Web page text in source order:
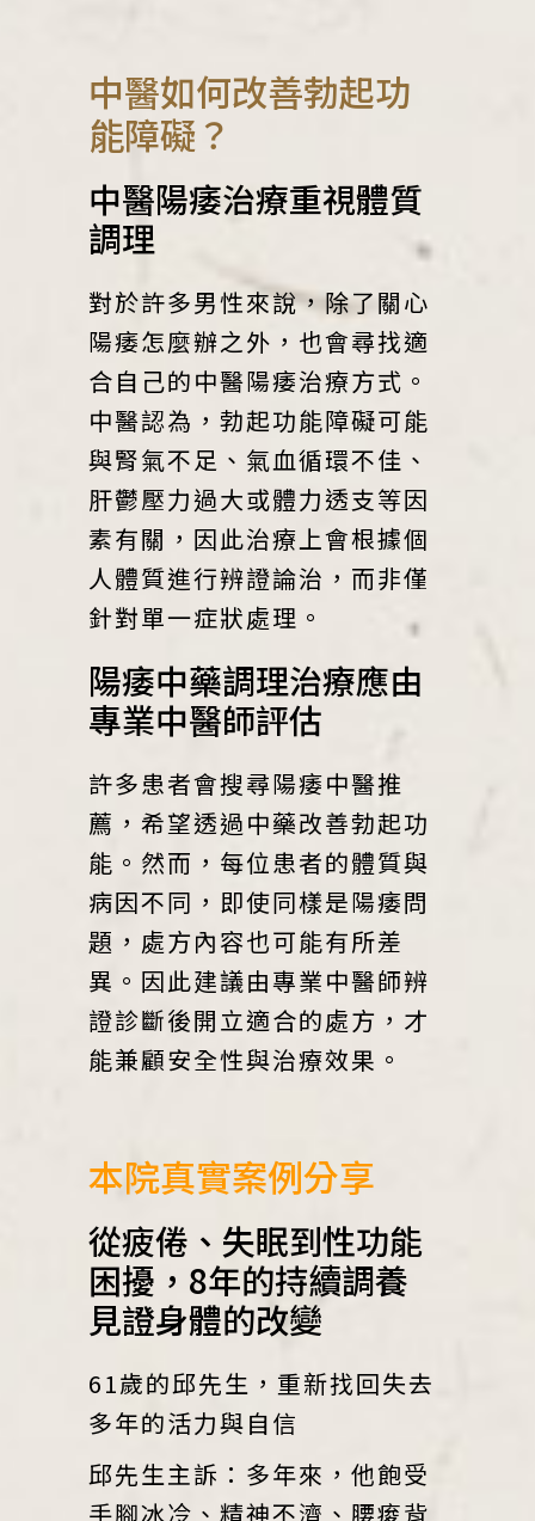
中醫如何改善勃起功
能障礙？
中醫陽痿治療重視體質
調理
對於許多男性來說，除了關心
陽痿怎麼辦之外，也會尋找適
合自己的中醫陽痿治療方式。
中醫認為，勃起功能障礙可能
與腎氣不足、氣血循環不佳、
肝鬱壓力過大或體力透支等因
素有關，因此治療上會根據個
人體質進行辨證論治，而非僅
針對單一症狀處理。
陽痿中藥調理治療應由
專業中醫師評估
許多患者會搜尋陽痿中醫推
薦，希望透過中藥改善勃起功
能。然而，每位患者的體質與
病因不同，即使同樣是陽痿問
題，處方內容也可能有所差
異。因此建議由專業中醫師辨
證診斷後開立適合的處方，才
能兼顧安全性與治療效果。
本院真實案例分享
從疲倦、失眠到性功能
困擾，8年的持續調養
見證身體的改變
61歲的邱先生，重新找回失去
多年的活力與自信
邱先生主訴：多年來，他飽受
手腳冰冷、精神不濟、腰痠背